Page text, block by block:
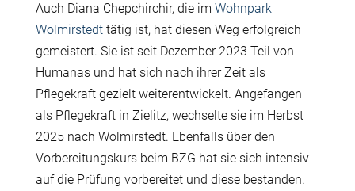
Auch Diana Chepchirchir, die im Wohnpark
Wolmirstedttätig ist, hat diesen Weg erfolgreich
gemeistert. Sie ist seit Dezember 2023 Teil von
Humanas und hat sich nach ihrer Zeit als
Pflegekraft gezielt weiterentwickelt. Angefangen
als Pflegekraft in Zielitz, wechselte sie im Herbst
2025 nach Wolmirstedt. Ebenfalls über den
Vorbereitungskurs beim BZG hat sie sich intensiv
auf die Prüfung vorbereitet und diese bestanden.